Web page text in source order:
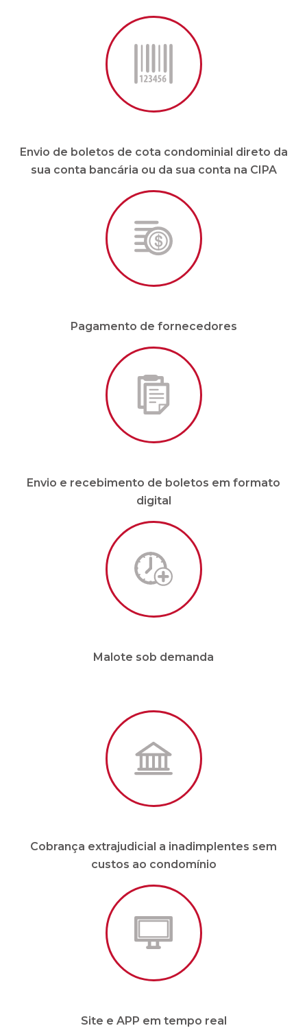
Envio de boletos de cota condominial direto da
sua conta bancária ou da sua conta na CIPA
Pagamento de fornecedores
Envio e recebimento de boletos em formato
digital
Malote sob demanda
Cobrança extrajudicial a inadimplentes sem
custos ao condomínio
Site e APP em tempo real